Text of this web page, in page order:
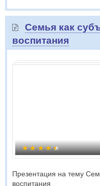
Семья как
воспитания
Презентация на тему
воспитания